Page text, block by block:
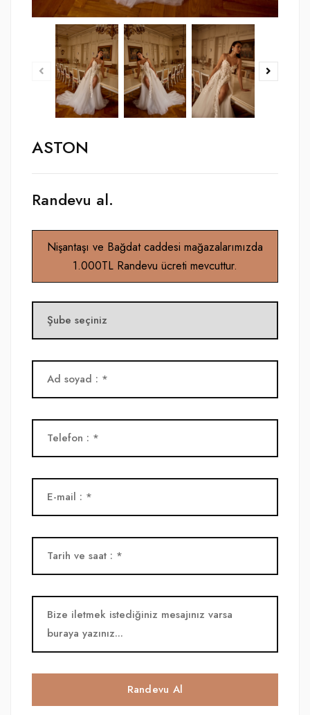
ASTON
Randevu al.
Nişantaşı ve Bağdat caddesi mağazalarımızda
1.000TL Randevu ücreti mevcuttur.
Randevu Al